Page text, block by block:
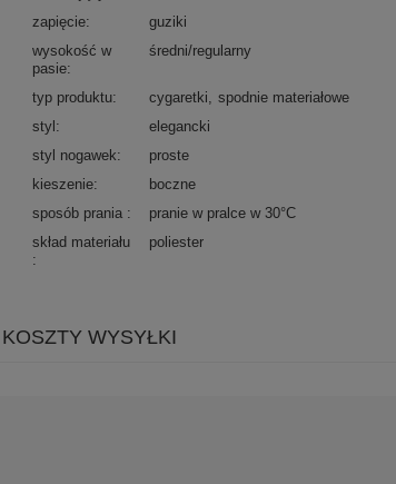
zapięcie
guziki
wysokość w
pasie
średni/regularny
typ produktu cygaretki
spodnie materiałowe
styl
elegancki
styl nogawek
proste
kieszenie
boczne
sposób prania
pranie w pralce w 30°C
skład materiału
poliester
WYSYŁKI